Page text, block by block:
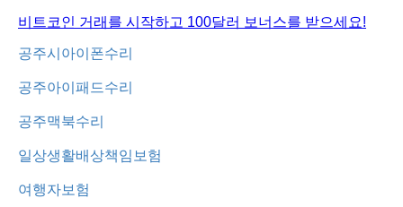
비트코인 거래를 시작하고 100달러 보너스를 받으세요!
공주시아이폰수리
공주아이패드수리
공주맥북수리
일상생활배상책임보험
여행자보험